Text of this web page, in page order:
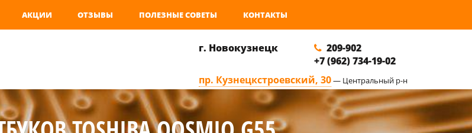
АКЦИИ ОТЗЫВЫ ПОЛЕЗНЫЕ СОВЕТЫ КОНТАКТЫ
г. Новокузнецк
209-902
+7 (962) 734-19-02
пр. Кузнецкстроевский, 30— Центральный р-н